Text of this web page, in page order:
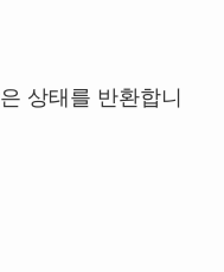
상태를 반환합니